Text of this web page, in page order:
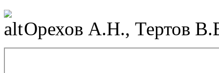
Орехов А.Н., Тертов